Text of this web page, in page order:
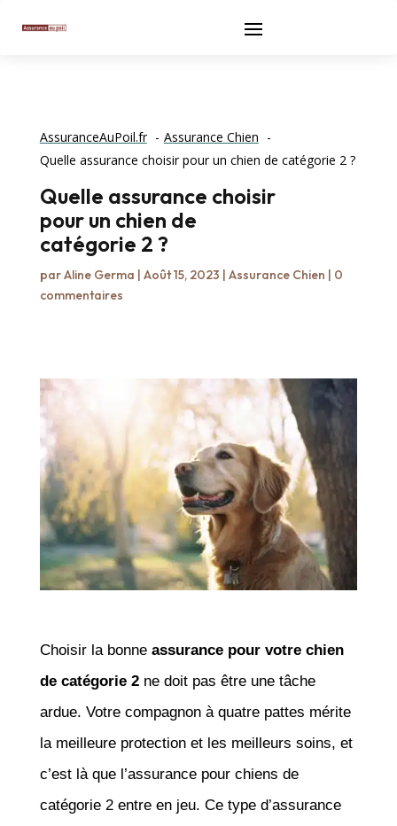
AssuranceAuPoil.fr
Assurance Chien
Quelle assurance choisir pour un chien de catégorie 2 ?
Quelle assurance choisir
pour un chien de
catégorie 2 ?
parAline Germa | Août 15, 2023 | Assurance Chien | 0
commentaires
Choisir la bonne assurance pour votre chien
de catégorie 2ne doit pas être une tâche
ardue. Votre compagnon à quatre pattes mérite
la meilleure protection et les meilleurs soins, et
c’est là que l’assurance pour chiens de
catégorie 2 entre en jeu. Ce type d’assurance